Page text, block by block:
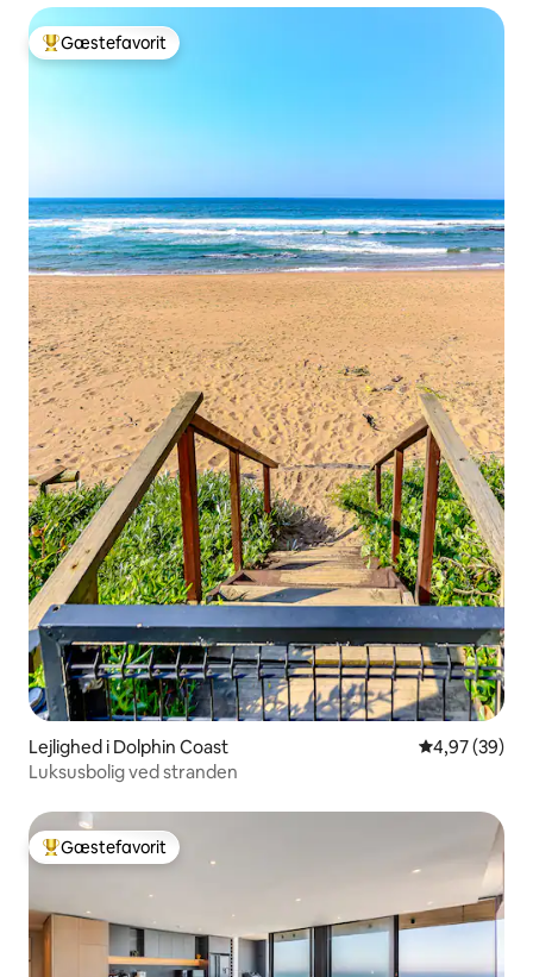
Bedste gæstefavorit
Gæstefavorit
Lejlighed i Dolphin Coast 4,97 ud af 5 i
4,97 (39)
Luksusbolig ved stranden
Bedste gæstefavorit
Gæstefavorit